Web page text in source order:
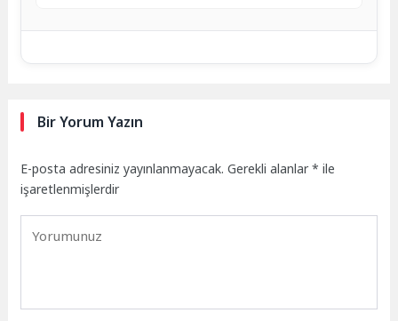
Bir Yorum Yazın
E-posta adresiniz yayınlanmayacak. Gerekli alanlar* ile
işaretlenmişlerdir